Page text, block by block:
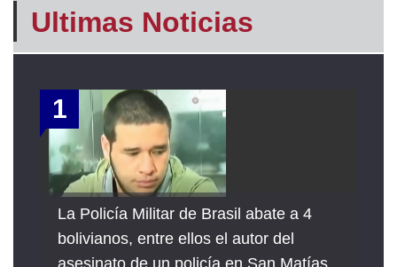
Ultimas Noticias
1
La Policía Militar de Brasil abate a 4
bolivianos, entre ellos el autor del
asesinato de un policía en San Matías